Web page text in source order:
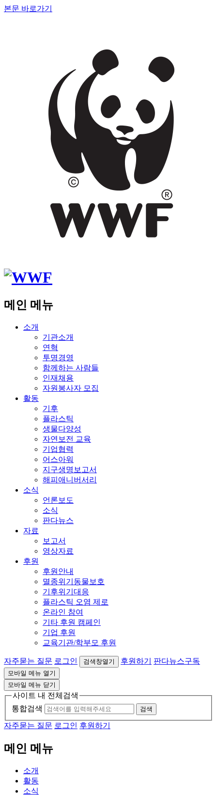
본문 바로가기
메인 메뉴
소개
기관소개
연혁
투명경영
함께하는 사람들
인재채용
자원봉사자 모집
활동
기후
플라스틱
생물다양성
자연보전 교육
기업협력
어스아워
지구생명보고서
해피애니버서리
소식
언론보도
소식
판다뉴스
자료
보고서
영상자료
후원
후원안내
멸종위기동물보호
기후위기대응
플라스틱 오염 제로
온라인 참여
기타 후원 캠페인
기업 후원
교육기관/학부모 후원
자주묻는 질문 로그인 검색창열기 후원하기 판다뉴스구독
모바일 메뉴 열기
모바일 메뉴 닫기
사이트 내 전체검색
통합검색
검색
자주묻는 질문 로그인 후원하기
메인 메뉴
소개
활동
소식